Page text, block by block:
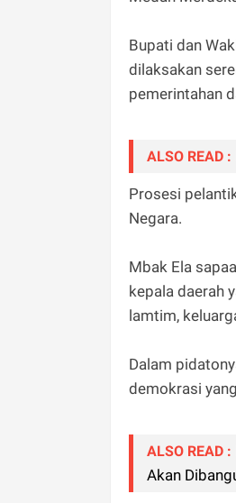
Bupati dan
dilaksakan
pemerintahan
ALSO READ :
Prosesi
Negara.
Mbak Ela
kepala daerah
lamtim,
Dalam
demokrasi
ALSO READ :
Akan